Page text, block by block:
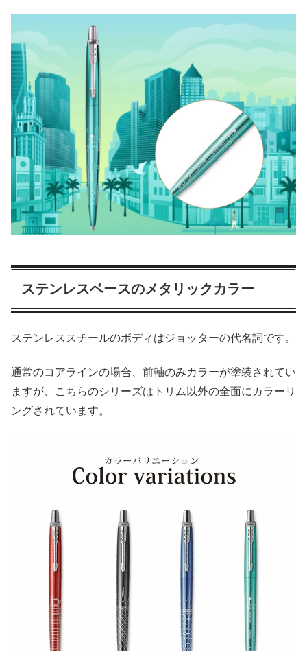
ステンレスベースのメタリックカラー
ステンレススチールのボディはジョッターの代名詞です。
通常のコアラインの場合、前軸のみカラーが塗装されてい
ますが、こちらのシリーズはトリム以外の全面にカラーリ
ングされています。